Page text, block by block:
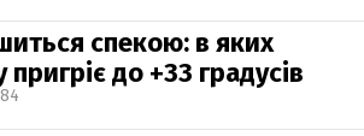
спекою: в яких
пригріє до +33 градусів